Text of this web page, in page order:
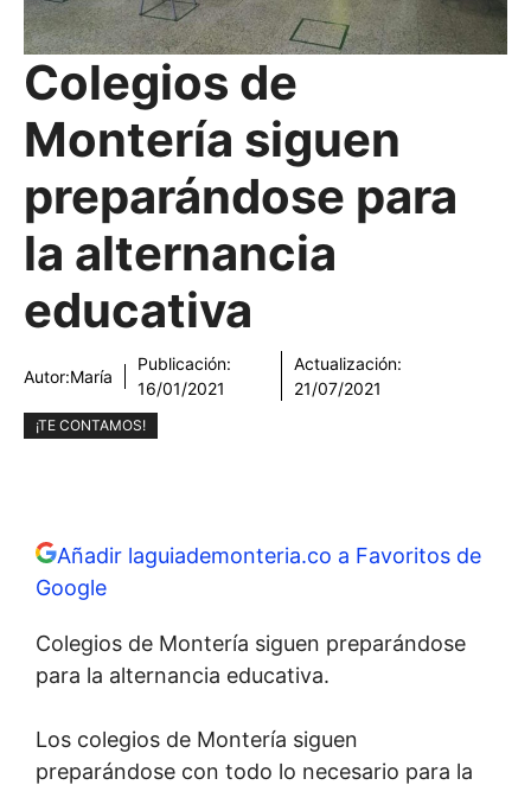
Colegios de
Montería siguen
preparándose para
la alternancia
educativa
Autor:María
Publicación:
16/01/2021
Actualización:
21/07/2021
¡TE CONTAMOS!
Añadir laguiademonteria.co a Favoritos de
Google
Colegios de Montería siguen preparándose
para la alternancia educativa.
Los colegios de Montería siguen
preparándose con todo lo necesario para la